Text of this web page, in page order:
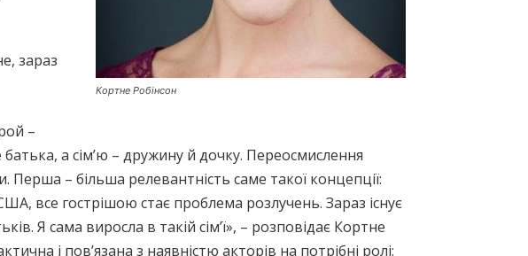
Кортне Робінсон
зараз
–
батька, а сім’ю – дружину й дочку. Переосмислення
– більша релевантність саме такої концепції:
все гострішою стає проблема розлучень. Зараз існує
Я сама виросла в такій сім’ї», – розповідає Кортне
і пов’язана з наявністю акторів на потрібні ролі: